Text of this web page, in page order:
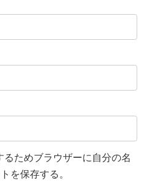
ためブラウザーに自分の名
を保存する。